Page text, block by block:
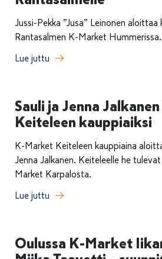
Jussi-Pekka ”Jusa” Leinonen aloittaa
Rantasalmen K-Market Hummerissa.
Lue juttu
Sauli ja Jenna
Keiteleen kauppiaiksi
K-Market Keiteleen kauppiaina
Jenna Jalkanen. Keiteleelle he
Market Karpalosta.
Lue juttu
Oulussa K-Market